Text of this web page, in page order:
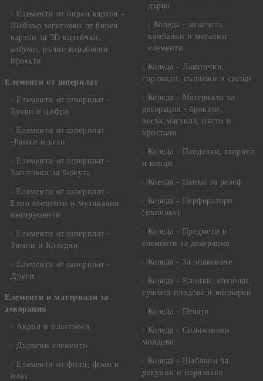
Елементи от бирен картон -
Шейкър заготовки от бирен
картон за 3D картички,
албуми, ръчно израбоени
проекти
Елементи от шперплат
Елементи от шперплат -
Букви и цифри
Елементи от шперплат
-Рамки и ъгли
Елементи от шперплат -
Заготовки за бижута
Елементи от шперплат -
Етно елементи и музикални
инструменти
Елементи от шперплат -
Зимни и Коледни
Елементи от шперплат -
Други
Елементи и материали за
декорация
Акрил и пластмаса
Дървени елементи
Елементи от филц, фоам и
плат
дърво
Коледа - звънчета,
камбанки и метални
елементи
Коледа - Лампички,
гирлянди, пълнежи и свещи
Коледа - Материали за
декорация - брокати,
восък,мастила, пасти и
кристали
Коледа - Панделки, ширити
и конци
Коелда - Папки за релеф
Коледа - Перфоратори
(пънчове)
Коледа - Предмети и
елементи за декорация
Коледа - За опаковане
Коледа - Kлонки, елхички,
сушени плодове и шишарки
Коледа - Печати
Коледа - Силиконови
молдове
Коледа - Шаблони за
декупаж и изрязване